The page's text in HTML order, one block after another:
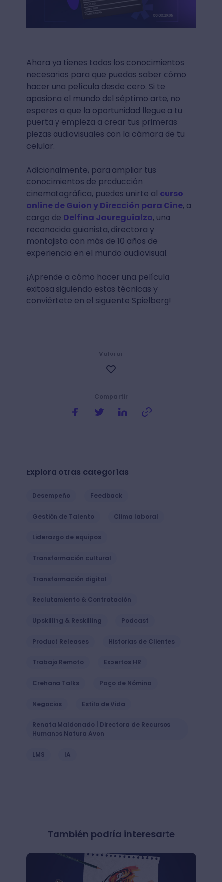
Ahora ya tienes todos los conocimientos
necesarios para que puedas saber cómo
hacer una película desde cero. Si te
apasiona el mundo del séptimo arte, no
esperes a que la oportunidad llegue a tu
puerta y empieza a crear tus primeras
piezas audiovisuales con la cámara de tu
celular.
Adicionalmente, para ampliar tus
conocimientos de producción
cinematográfica, puedes unirte al curso
online de Guion y Dirección para Cine, a
cargo de Delfina Jaureguialzo, una
reconocida guionista, directora y
montajista con más de 10 años de
experiencia en el mundo audiovisual.
¡Aprende a cómo hacer una película
exitosa siguiendo estas técnicas y
conviértete en el siguiente Spielberg!
Compartir
Valorar
Explora otras categorías
Desempeño Feedback
Gestión de Talento Clima laboral
Liderazgo de equipos
Transformación cultural
Transformación digital
Reclutamiento & Contratación
Upskilling & Reskilling Podcast
Product Releases Historias de Clientes
Trabajo Remoto Expertos HR
Crehana Talks Pago de Nómina
Negocios Estilo de Vida
Renata Maldonado | Directora de Recursos
Humanos Natura Avon
LMS IA
También podría interesarte